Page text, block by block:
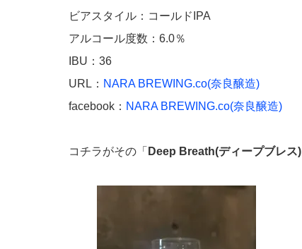
ビアスタイル：コールドIPA
アルコール度数：6.0％
IBU：36
URL： NARA BREWING.co(奈良醸造)
facebook： NARA BREWING.co(奈良醸造)
コチラがその「 Deep Breath(ディープブレス)